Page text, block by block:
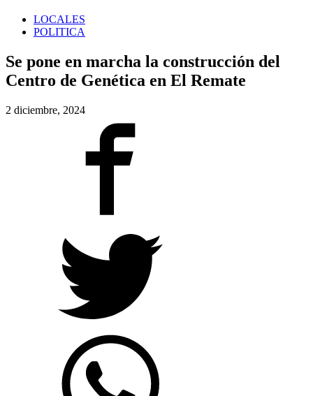
LOCALES
POLITICA
Se pone en marcha la construcción del
Centro de Genética en El Remate
2 diciembre, 2024